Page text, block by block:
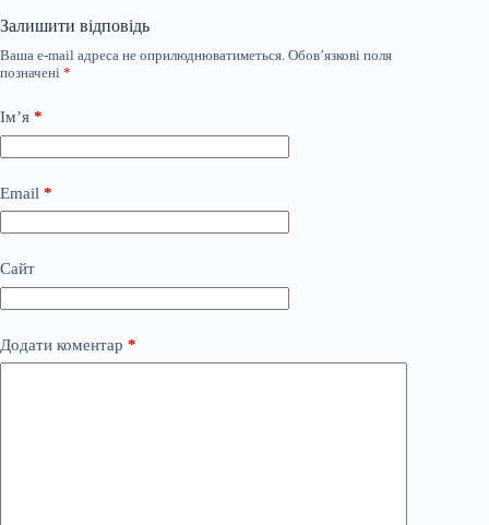
Залишити відповідь
Ваша e-mail адреса не оприлюднюватиметься. Обов’язкові поля
позначені *
Ім’я *
Email *
Сайт
Додати коментар *